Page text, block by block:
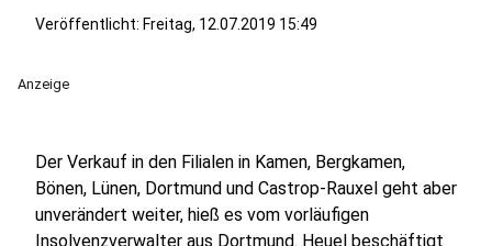
Veröffentlicht: Freitag, 12.07.2019 15:49
Anzeige
Der Verkauf in den Filialen in Kamen, Bergkamen,
Bönen, Lünen, Dortmund und Castrop-Rauxel geht aber
unverändert weiter, hieß es vom vorläufigen
Insolvenzverwalter aus Dortmund. Heuel beschäftigt